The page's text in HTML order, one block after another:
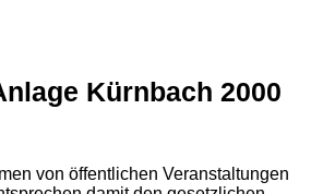
Kürnbach 2000
von öffentlichen Veranstaltungen